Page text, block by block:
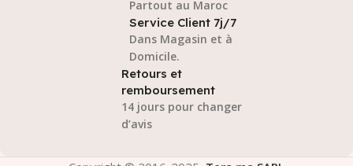
Partout au Maroc
Service Client 7j/7
Dans Magasin et à
Domicile.
Retours et
remboursement
14 jours pour changer
d’avis